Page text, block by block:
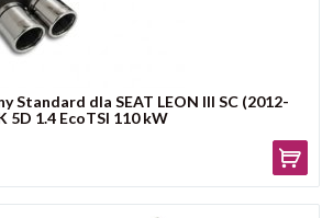
Standard dla SEAT LEON III SC (2012-
5D 1.4 EcoTSI 110 kW